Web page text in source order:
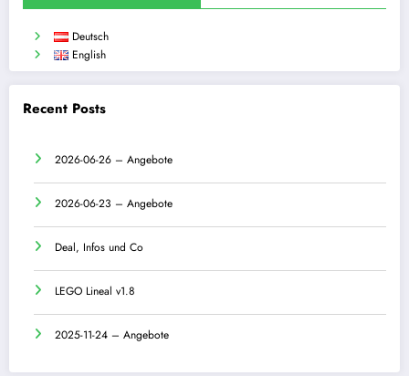
Deutsch
English
Recent Posts
2026-06-26 – Angebote
2026-06-23 – Angebote
Deal, Infos und Co
LEGO Lineal v1.8
2025-11-24 – Angebote